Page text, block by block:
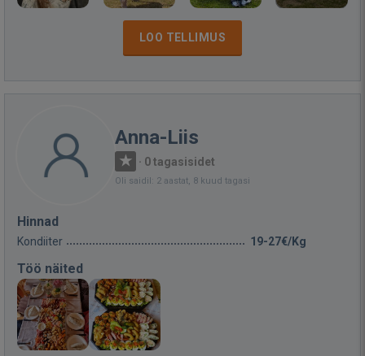
LOO TELLIMUS
Anna-Liis
· 0 tagasisidet
Oli saidil: 2 aastat, 8 kuud tagasi
Hinnad
Kondiiter 19-27€/Kg
Töö näited